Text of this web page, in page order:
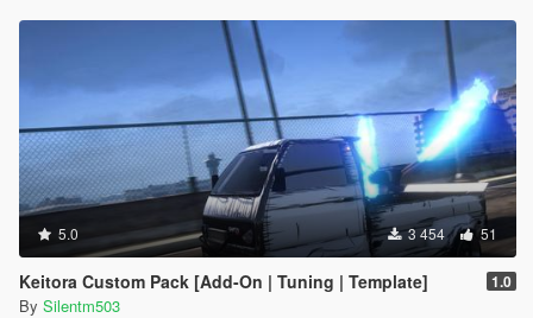
5.0 3 454 51
Keitora Custom Pack [Add-On | Tuning | Template] 1.0
By Silentm503